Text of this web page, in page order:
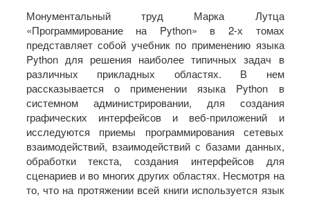
Монументальный труд Марка Лутца
«Программирование на Python» в 2-х томах
представляет собой учебник по применению языка
Python для решения наиболее типичных задач в
различных прикладных областях. В нем
рассказывается о применении языка Python в
системном администрировании, для создания
графических интерфейсов и веб-­приложений и
исследуются приемы программирования сетевых
взаимодействий, взаимодействий с базами данных,
обработки текста, создания интерфейсов для
сценариев и во многих других областях. Несмотря на
то, что на протяжении всей книги используется язык